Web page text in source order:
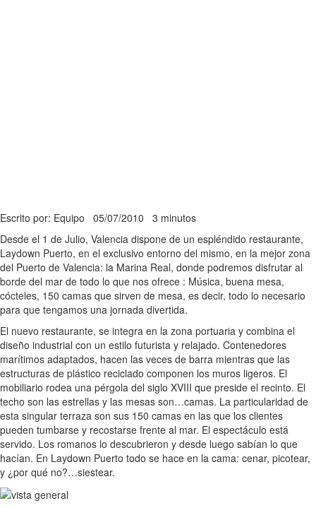
Escrito por: Equipo 05/07/2010 3 minutos
Desde el 1 de Julio, Valencia dispone de un espléndido restaurante,
Laydown Puerto, en el exclusivo entorno del mismo, en la mejor zona
del Puerto de Valencia: la Marina Real, donde podremos disfrutar al
borde del mar de todo lo que nos ofrece : Música, buena mesa,
cócteles, 150 camas que sirven de mesa, es decir, todo lo necesario
para que tengamos una jornada divertida.
El nuevo restaurante, se integra en la zona portuaria y combina el
diseño industrial con un estilo futurista y relajado. Contenedores
marítimos adaptados, hacen las veces de barra mientras que las
estructuras de plástico reciclado componen los muros ligeros. El
mobiliario rodea una pérgola del siglo XVIII que preside el recinto. El
techo son las estrellas y las mesas son…camas. La particularidad de
esta singular terraza son sus 150 camas en las que los clientes
pueden tumbarse y recostarse frente al mar. El espectáculo está
servido. Los romanos lo descubrieron y desde luego sabían lo que
hacían. En Laydown Puerto todo se hace en la cama: cenar, picotear,
y ¿por qué no?…siestear.